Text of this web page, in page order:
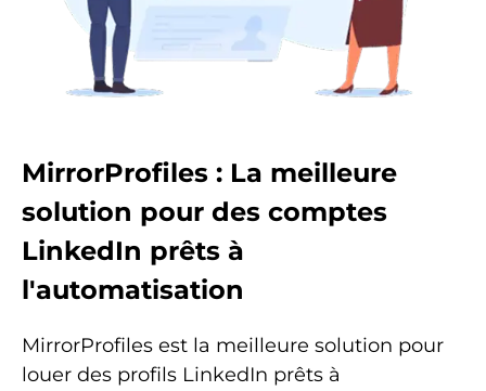
MirrorProfiles : La meilleure
solution pour des comptes
LinkedIn prêts à
l'automatisation
MirrorProfiles est la meilleure solution pour
louer des profils LinkedIn prêts à